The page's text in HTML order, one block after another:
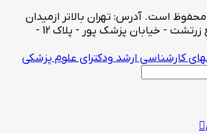
محفوظ است. آدرس:‌ تهران بالاتر ازمیدان
ولیعصر -بعد از تقاطع زرتشت - خیابان پزشک پور - پلاک 12 -